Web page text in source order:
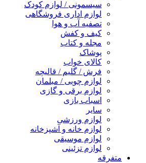
سیسمونی / لوازم کودک
لوازم اداری فروشگاهی
تصفیه آب و هوا
کیف و کفش
مجله و کتاب
پوشاک
کالای خواب
فرش / گلیم / قالیچه
لوازم چوبی / مبلمان
لوازم برقی و گازی
اسباب بازی
سایر
لوازم ورزشی
لوازم خانه و آشپزخانه
لوازم موسیقی
لوازم تزئینی
متفرقه